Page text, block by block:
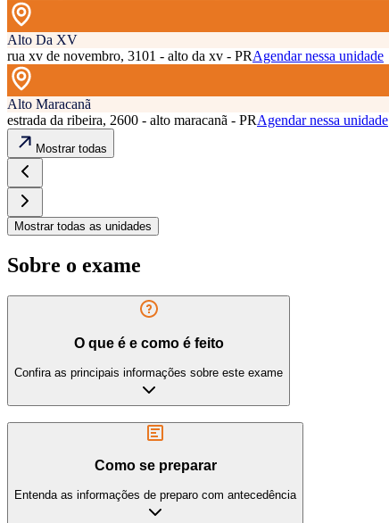
Alto Da XV
rua xv de novembro, 3101 - alto da xv - PRAgendar nessa unidade
Alto Maracanã
estrada da ribeira, 2600 - alto maracanã - PRAgendar nessa unidade
Mostrar todas
Mostrar todas as unidades
Sobre o exame
O que é e como é feito
Confira as principais informações sobre este exame
Como se preparar
Entenda as informações de preparo com antecedência